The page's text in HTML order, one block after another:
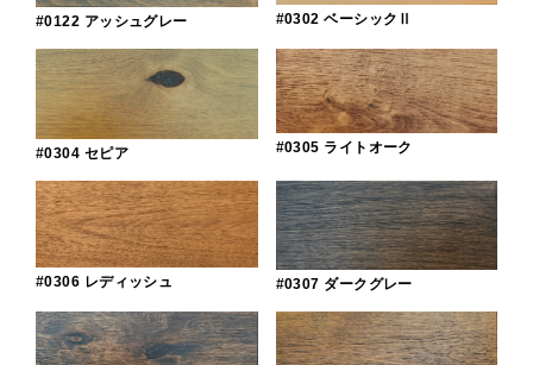
#0122 アッシュグレー #0302 ベーシックⅡ
#0304 セピア #0305 ライトオーク
#0306 レディッシュ #0307 ダークグレー